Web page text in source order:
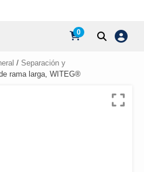
0
/ Separación y
rama larga, WITEG®